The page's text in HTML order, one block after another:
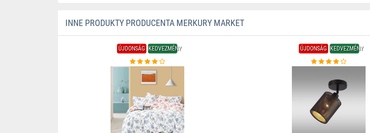
INNE PRODUKTY PRODUCENTA MERKURY MARKET
ÚJDONSÁG KEDVEZMÉNY ÚJDONSÁG KEDVEZMÉNY